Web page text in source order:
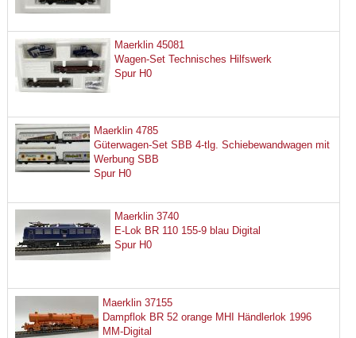
Maerklin 45081
Wagen-Set Technisches Hilfswerk
Spur H0
Maerklin 4785
Güterwagen-Set SBB 4-tlg. Schiebewandwagen mit
Werbung SBB
Spur H0
Maerklin 3740
E-Lok BR 110 155-9 blau Digital
Spur H0
Maerklin 37155
Dampflok BR 52 orange MHI Händlerlok 1996
MM-Digital